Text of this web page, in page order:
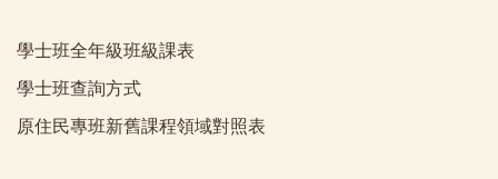
學士班全年級班級課表
學士班查詢方式
原住民專班新舊課程領域對照表